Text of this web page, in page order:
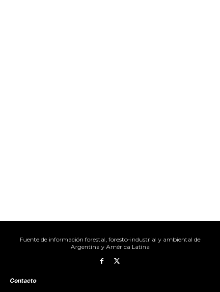
Fuente de información forestal, foresto-industrial y ambiental de
Argentina y América Latina
Contacto